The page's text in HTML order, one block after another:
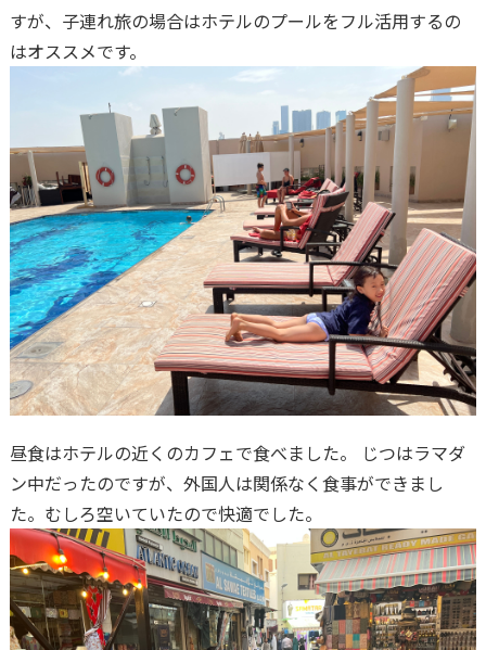
すが、子連れ旅の場合はホテルのプールをフル活用するの
はオススメです。
昼食はホテルの近くのカフェで食べました。 じつはラマダ
ン中だったのですが、外国人は関係なく食事ができまし
た。むしろ空いていたので快適でした。